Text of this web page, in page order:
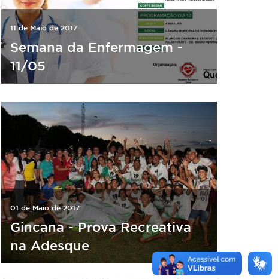
11 de Maio de 2017
Semana da Enfermagem -
11/05
01 de Maio de 2017
Gincana - Prova Recreativa
na Adesque